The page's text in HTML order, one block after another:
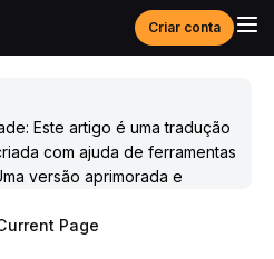
Criar conta
Este artigo é uma tradução
com ajuda de ferramentas
versão aprimorada e
Page